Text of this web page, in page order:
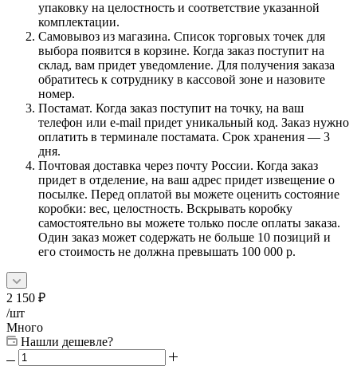
упаковку на целостность и соответствие указанной
комплектации.
Самовывоз из магазина. Список торговых точек для
выбора появится в корзине. Когда заказ поступит на
склад, вам придет уведомление. Для получения заказа
обратитесь к сотруднику в кассовой зоне и назовите
номер.
Постамат. Когда заказ поступит на точку, на ваш
телефон или e-mail придет уникальный код. Заказ нужно
оплатить в терминале постамата. Срок хранения — 3
дня.
Почтовая доставка через почту России. Когда заказ
придет в отделение, на ваш адрес придет извещение о
посылке. Перед оплатой вы можете оценить состояние
коробки: вес, целостность. Вскрывать коробку
самостоятельно вы можете только после оплаты заказа.
Один заказ может содержать не больше 10 позиций и
его стоимость не должна превышать 100 000 р.
2 150 ₽
/шт
Много
Нашли дешевле?